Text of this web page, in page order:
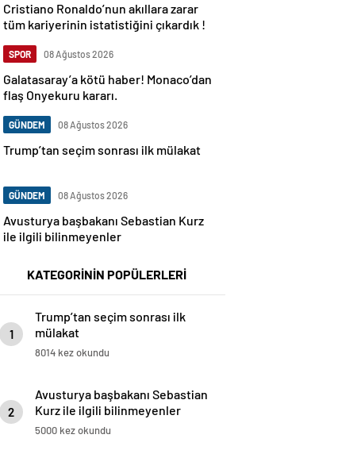
Cristiano Ronaldo’nun akıllara zarar
tüm kariyerinin istatistiğini çıkardık !
SPOR 08 Ağustos 2026
Galatasaray’a kötü haber! Monaco’dan
flaş Onyekuru kararı.
GÜNDEM 08 Ağustos 2026
Trump’tan seçim sonrası ilk mülakat
GÜNDEM 08 Ağustos 2026
Avusturya başbakanı Sebastian Kurz
ile ilgili bilinmeyenler
KATEGORİNİN POPÜLERLERİ
1
Trump’tan seçim sonrası ilk
mülakat
8014 kez okundu
2
Avusturya başbakanı Sebastian
Kurz ile ilgili bilinmeyenler
5000 kez okundu